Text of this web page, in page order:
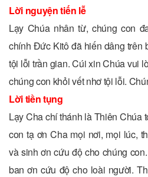
Lời nguyện tiến lễ
Lạy Chúa nhân từ, chúng con
chính Ðức Kitô đã hiến dâng trên
tội lỗi trần gian. Cúi xin Chúa vui
chúng con khỏi vết nhơ tội lỗi.
Lời tiền tụng
Lạy Cha chí thánh là Thiên Chúa
con tạ ơn Cha mọi nơi, mọi lúc,
và sinh ơn cứu độ cho chúng
ban ơn cứu độ cho loài người.